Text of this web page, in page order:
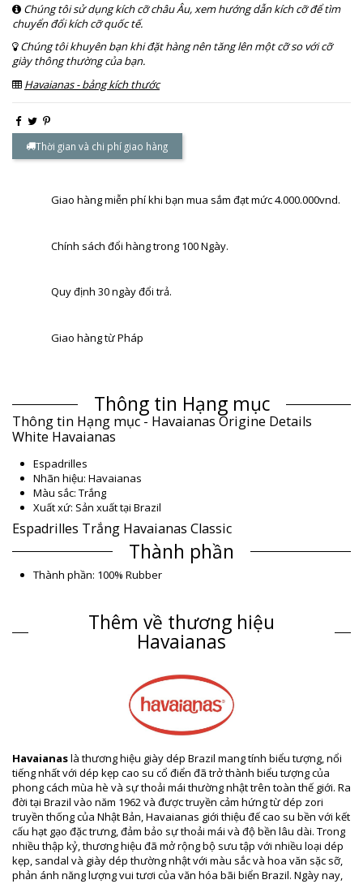
Chúng tôi sử dụng kích cỡ châu Âu, xem hướng dẫn kích cỡ để tìm
chuyển đổi kích cỡ quốc tế.
Chúng tôi khuyên bạn khi đặt hàng nên tăng lên một cỡ so với cỡ
giày thông thường của bạn.
Havaianas - bảng kích thước
Thời gian và chi phí giao hàng
Giao hàng miễn phí khi bạn mua sắm đạt mức 4.000.000vnd.
Chính sách đổi hàng trong 100 Ngày.
Quy định 30 ngày đổi trả.
Giao hàng từ Pháp
Thông tin Hạng mục
Thông tin Hạng mục - Havaianas Origine Details
White Havaianas
Espadrilles
Nhãn hiệu: Havaianas
Màu sắc: Trắng
Xuất xứ: Sản xuất tại Brazil
Espadrilles Trắng Havaianas Classic
Thành phần
Thành phần: 100% Rubber
Bộ phận: Unisex, Espadrilles
Gói hàng bao gồm: 1 x Espadrilles (Các phụ kiện khác không đi
EAN: 35 (7891266550346), 36 (7891266550360), 37
(7891266550377), 38 (7891266550384), 39 (7891266550391), 40
(7891266550407), 41 (7891266550414), 42 (7891266550421)
Thông tin tham khảo về nhà cung cấp: 41318520001
Trọng lượng: 600g / 1.32lb / 21.16oz
Hình ảnh đã qua chỉnh sửa
Hướng dẫn giặt & bảo quản
Hướng dẫn bảo quản dành cho: Havaianas Havaianas
Origine Details White
Để dép khô hẳn và chùi sạch các vết bùn đất.
Chuẩn bị hỗn hợp nước pha bột giặt.
Thêm về thương hiệu
Havaianas
Havaianaslà thương hiệu giày dép Brazil mang tính biểu tượng, nổi
tiếng nhất với dép kẹp cao su cổ điển đã trở thành biểu tượng của
phong cách mùa hè và sự thoải mái thường nhật trên toàn thế giới. Ra
đời tại Brazil vào năm 1962 và được truyền cảm hứng từ dép zori
truyền thống của Nhật Bản, Havaianas giới thiệu đế cao su bền với kết
cấu hạt gạo đặc trưng, đảm bảo sự thoải mái và độ bền lâu dài. Trong
nhiều thập kỷ, thương hiệu đã mở rộng bộ sưu tập với nhiều loại dép
kẹp, sandal và giày dép thường nhật với màu sắc và hoa văn sặc sỡ,
phản ánh năng lượng vui tươi của văn hóa bãi biển Brazil. Ngày nay,